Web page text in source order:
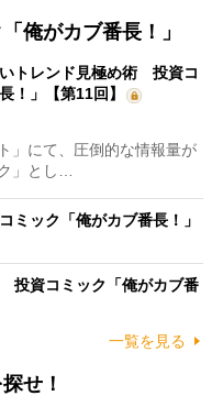
俺がカブ番長！」
いトレンド見極め術 投資コ
！」【第11回】
」にて、圧倒的な情報量が
」とし…
ック「俺がカブ番長！」
投資コミック「俺がカブ番
一覧を見る
せ！